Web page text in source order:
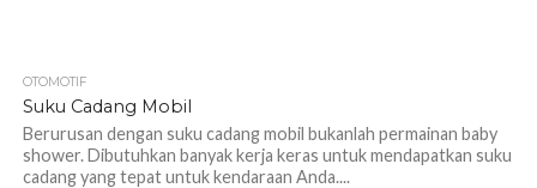
OTOMOTIF
Suku Cadang Mobil
Berurusan dengan suku cadang mobil bukanlah permainan baby
shower. Dibutuhkan banyak kerja keras untuk mendapatkan suku
cadang yang tepat untuk kendaraan Anda....